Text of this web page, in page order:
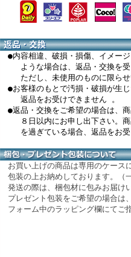
●内容相違、破損・損傷、イメー
ような場合は、返品・交換を受
ただし、未使用のものに限らせ
●お客様のもとで汚損・破損が生
返品をお受けできません 。
●返品・交換をご希望の場合は、
８日以内にお申し出下さい。商
を過ぎている場合、返品をお受
お買い上げの商品は専用のケース
包装の上お納めしております。（
発送の際は、梱包材に包みお届け
プレゼント包装をご希望の場合は
フォーム中のラッピング欄にてご